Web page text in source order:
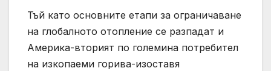
Тъй като основните етапи за ограничаване
на глобалното отопление се разпадат и
Америка-вторият по големина потребител
на изкопаеми горива-изоставя